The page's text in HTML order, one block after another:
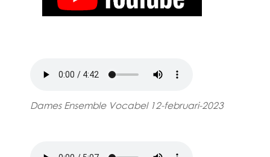
Dames Ensemble Vocabel 12-februari-2023